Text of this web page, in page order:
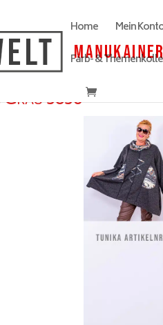
Home Mein
Farb- &
3836